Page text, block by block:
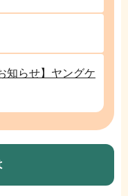
知らせ】ヤングケ